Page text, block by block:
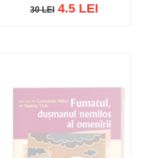
30 LEI
30 LEI4.5 LEI